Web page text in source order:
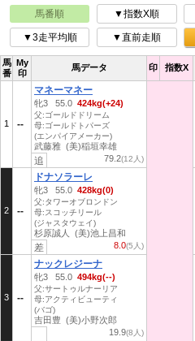
馬番順 ▼指数X順
▼3走平均順 ▼直前走順
馬
番
My
印
馬データ 印 指数X
1
マネーマネー
牝3 55.0 424kg(+24)
父:ゴールドドリーム
母:ゴールドトパーズ
(エンパイアメーカー)
武藤雅 (美)稲垣幸雄
79.2(12人)
追
2
ドナソラーレ
牝3 55.0 428kg(0)
父:タワーオブロンドン
母:スコッチリール
(ジャスタウェイ)
杉原誠人 (美)池上昌和
8.0(5人)
差
3
ナックレジーナ
牝3 55.0 494kg(--)
父:サートゥルナーリア
母:アクティビューティ
(バゴ)
吉田豊 (美)小野次郎
19.9(8人)